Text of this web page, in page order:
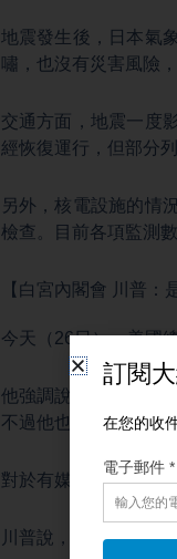
地震發生後，日本氣
嘯，也沒有災害風險
交通方面，地震一度
經恢復運行，但部分列
另外，核電設施的情
檢查。目前各項監測
【白宮內閣會 川普：
今天（26日），美國
他強調說，現在是伊
不過他也留了空間，
對於有媒體說他急著
川普說，對伊朗的行